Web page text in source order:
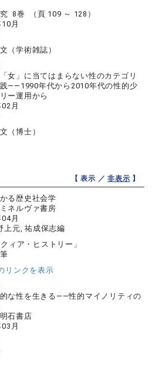
8巻 （頁 109 ～ 128）
月
（学術雑誌）
「女」に当てはまらない性のカテゴリ
――1990年代から2010年代の性的少
ー運用から
月
（博士）
【 表示 ／非表示 】
る歴史社会学
ミネルヴァ書房
月
上元, 祐成保志編
ィア・ヒストリー」
リンクを表示
な性を生きる――性的マイノリティの
明石書店
月